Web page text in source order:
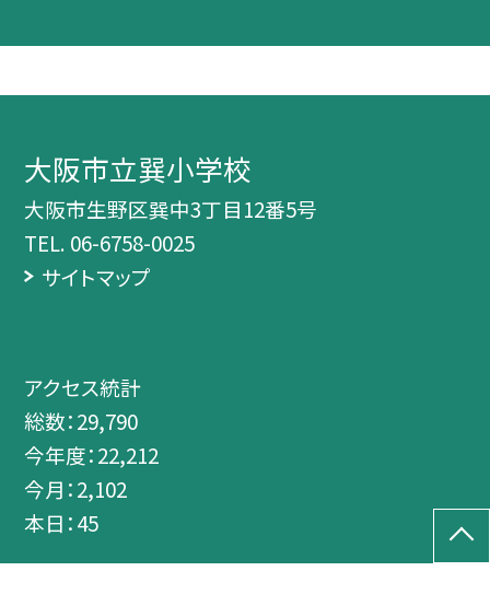
大阪市立巽小学校
大阪市生野区巽中3丁目12番5号
TEL. 06-6758-0025
サイトマップ
アクセス統計
総数：29,790
今年度：22,212
今月：2,102
本日：45